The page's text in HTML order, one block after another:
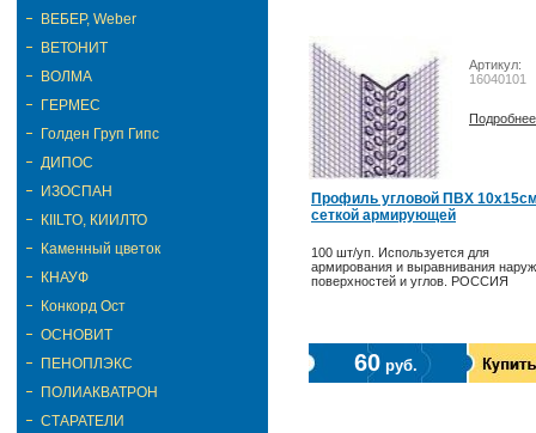
ВЕБЕР, Weber
ВЕТОНИТ
ВОЛМА
ГЕРМЕС
Голден Груп Гипс
ДИПОС
ИЗОСПАН
КIILTO, КИИЛТО
Каменный цветок
КНАУФ
Конкорд Ост
ОСНОВИТ
ПЕНОПЛЭКС
ПОЛИАКВАТРОН
СТАРАТЕЛИ
Артикул:
16040101
Профиль угловой ПВХ
сеткой армирующей
100 шт/уп. Используется для
армирования и выравнивания
поверхностей и углов. РОССИЯ
60руб.